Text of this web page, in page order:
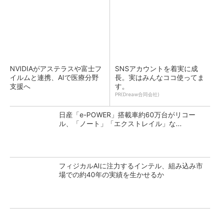
NVIDIAがアステラスや富士フ
イルムと連携、AIで医療分野
支援へ
SNSアカウントを着実に成
長。実はみんなココ使ってま
す。
PR(Dreaw合同会社)
日産「e-POWER」搭載車約60万台がリコー
ル、「ノート」「エクストレイル」な...
フィジカルAIに注力するインテル、組み込み市
場での約40年の実績を生かせるか